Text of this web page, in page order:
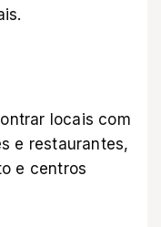
locais com
e restaurantes,
e centros